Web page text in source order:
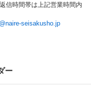
信時間帯は上記営業時間内
seisakusho.jp
ー